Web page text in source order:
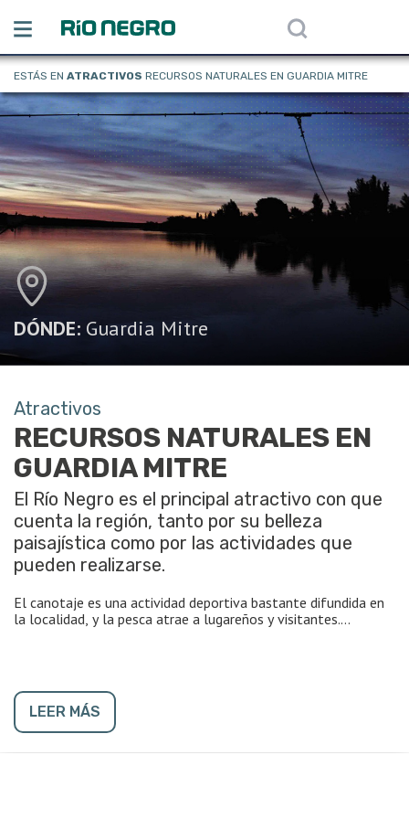
ESTÁS EN ATRACTIVOS RECURSOS NATURALES EN GUARDIA MITRE
DÓNDE: Guardia Mitre
Atractivos
RECURSOS NATURALES EN
GUARDIA MITRE
El Río Negro es el principal atractivo con que
cuenta la región, tanto por su belleza
paisajística como por las actividades que
pueden realizarse.
El canotaje es una actividad deportiva bastante difundida en
la localidad, y la pesca atrae a lugareños y visitantes.
pasando por zonas rurales principalmente, donde poco a casi
nada hace ver la presencia del hombre.
En la zona se ubican también una serie de lagunas, que
LEER MÁS